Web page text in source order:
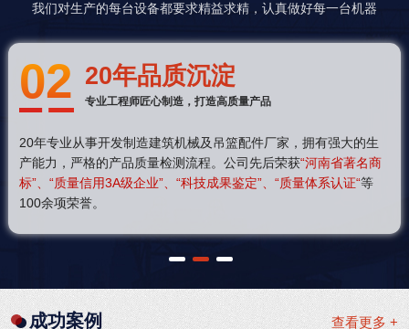
我们对生产的每台设备都要求精益求精，认真做好每一台机器
02 20年品质沉淀
专业工程师匠心制造，打造高质量产品
20年专业从事开发制造建筑机械及吊篮配件厂家，拥有强大的生
产能力，严格的产品质量检测流程。公司先后荣获“河南省著名商
标”、“质量信用3A级企业”、“科技成果鉴定”、“质量体系认证“等
100余项荣誉。
1 2 3
查看更多 +
成功案例